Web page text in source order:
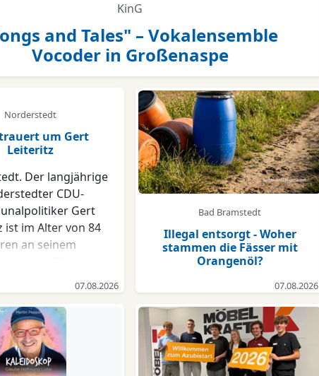
KinG
and Tales" – Vokalensemble
Vocoder in Großenaspe
Norderstedt
trauert um Gert
Leiteritz
Der langjährige
CDU-
Gert
ist im Alter von 84
an seinem
Jahrzehnte die
in
maßgeblich
Mit ihm verlieren
außerordentlich
07.08.2026
Bad Bramstedt
Illegal entsorgt - Woher
stammen die Fässer mit
Orangenöl?
07.08.2026